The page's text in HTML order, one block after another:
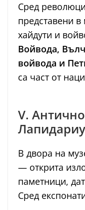
Сред
представени в
хайдути и
Войвода,
войвода и
са част от
V.
В двора на
— открита
паметници,
Сред